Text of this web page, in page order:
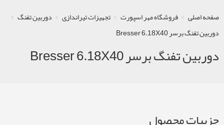
صفحه اصلی فروشگاه مهر اسپورت تجهیزات تیراندازی
دوربین تفنگ
دوربین تفنگ برسر Bresser 6.18X40
دوربین تفنگ برسر Bresser 6.18X40
جزییات محصول